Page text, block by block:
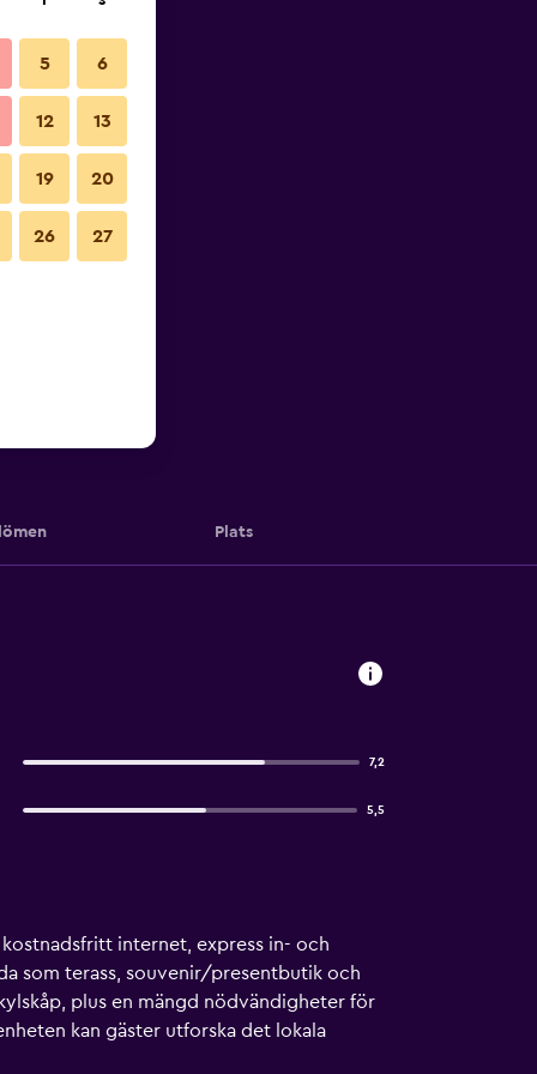
Plats
7,2
5,5
internet, express in- och
som terass, souvenir/presentbutik och
plus en mängd nödvändigheter för
kan gäster utforska det lokala
Lindas Beauty ligger i hjärtat av
5 6
12 13
19 20
26 27